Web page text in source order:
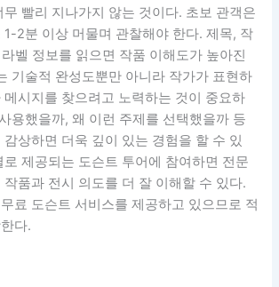
빨리 지나가지 않는 것이다. 초보 관객은
1-2분 이상 머물며 관찰해야 한다. 제목, 작
벨 정보를 읽으면 작품 이해도가 높아진
기술적 완성도뿐만 아니라 작가가 표현하
메시지를 찾으려고 노력하는 것이 중요하
용했을까, 왜 이런 주제를 선택했을까 등
상하면 더욱 깊이 있는 경험을 할 수 있
제공되는 도슨트 투어에 참여하면 전문
품과 전시 의도를 더 잘 이해할 수 있다.
료 도슨트 서비스를 제공하고 있으므로 적
다.